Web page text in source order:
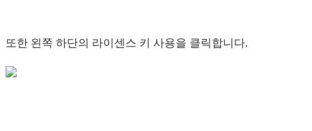
또한 왼쪽 하단의 라이센스 키 사용을 클릭합니다.